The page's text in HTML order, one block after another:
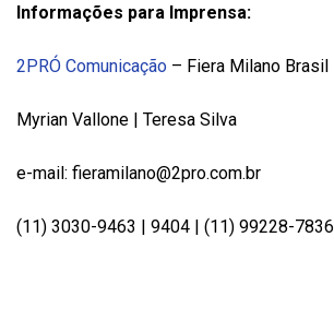
Informações para Imprensa:
2PRÓ Comunicação – Fiera Milano Brasil
Myrian Vallone | Teresa Silva
e-mail: fieramilano@2pro.com.br
(11) 3030-9463 | 9404 | (11) 99228-7836